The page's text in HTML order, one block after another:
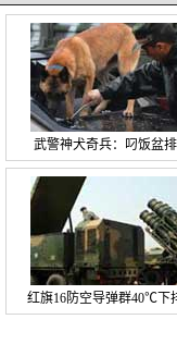
武警神犬奇兵：叼饭盆
红旗16防空导弹群40℃下